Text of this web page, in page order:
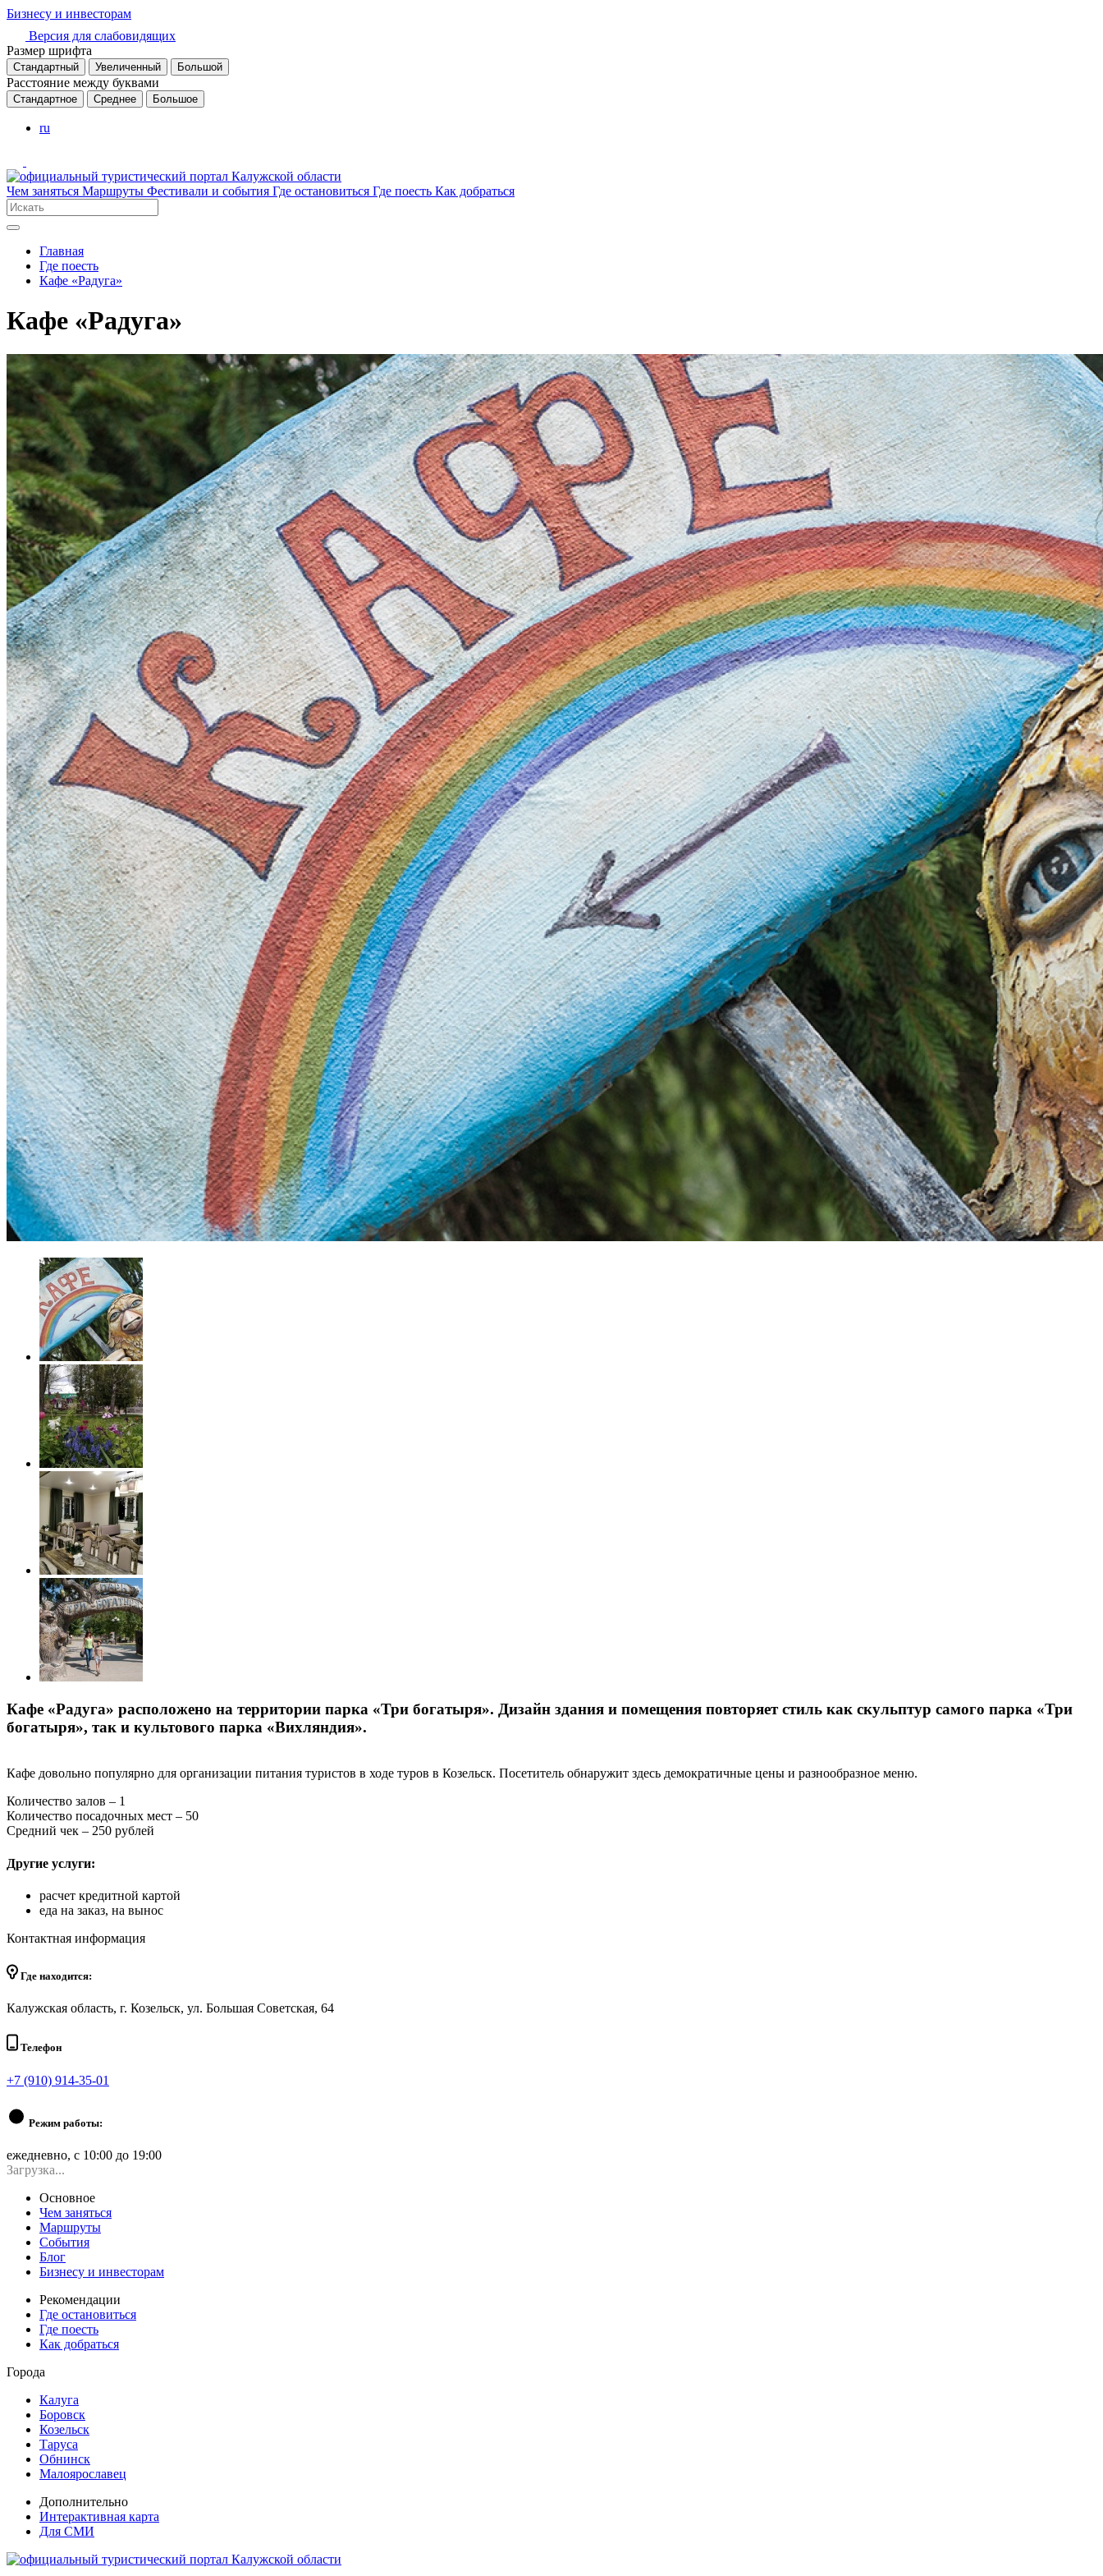
Бизнесу и инвесторам
Версия для слабовидящих
Размер шрифта
Стандартный Увеличенный Большой
Расстояние между буквами
Стандартное Среднее Большое
ru
Чем заняться Маршруты Фестивали и события Где остановиться Где поесть Как добраться
Главная
Где поесть
Кафе «Радуга»
Кафе «Радуга»
Кафе «Радуга» расположено на территории парка «Три богатыря». Дизайн здания и помещения повторяет стиль как скульптур самого парка «Три
богатыря», так и культового парка «Вихляндия».
Кафе довольно популярно для организации питания туристов в ходе туров в Козельск. Посетитель обнаружит здесь демократичные цены и разнообразное меню.
Количество залов – 1
Количество посадочных мест – 50
Средний чек – 250 рублей
Другие услуги:
расчет кредитной картой
еда на заказ, на вынос
Контактная информация
Где находится:
Калужская область, г. Козельск, ул. Большая Советская, 64
Телефон
+7 (910) 914-35-01
Режим работы:
ежедневно, с 10:00 до 19:00
Загрузка...
Основное
Чем заняться
Маршруты
События
Блог
Бизнесу и инвесторам
Рекомендации
Где остановиться
Где поесть
Как добраться
Города
Калуга
Боровск
Козельск
Таруса
Обнинск
Малоярославец
Дополнительно
Интерактивная карта
Для СМИ